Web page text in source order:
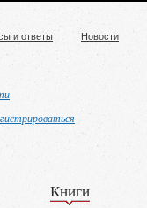
и ответы Новости
Книги